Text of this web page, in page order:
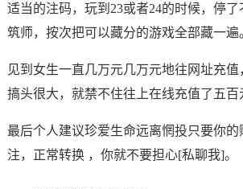
适当的注码，玩到23或者24的时候，停
筑师，按次把可以藏分的游戏全部藏一遍
见到女生一直几万元几万元地往网址充值
搞头很大，就禁不住往上在线充值了五百
最后个人建议珍爱生命远离惘投只要你
注，正常转换 ，你就不要担心[私聊我]。